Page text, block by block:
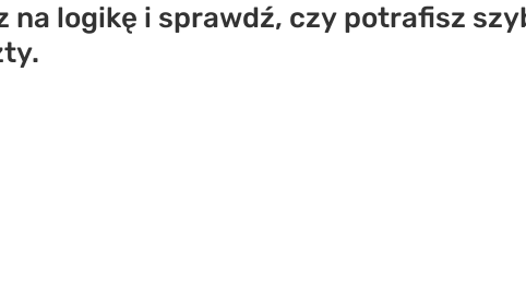
na logikę i sprawdź, czy potrafisz